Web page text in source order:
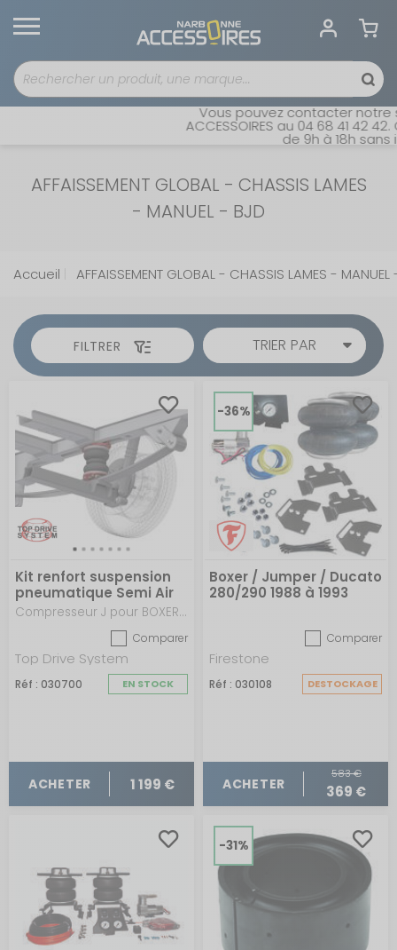
Vous pouvez contacter notre
ACCESSOIRES au 04 68 41 42 42.
de 9h à 18h sans
AFFAISSEMENT GLOBAL - CHASSIS LAMES
- MANUEL - BJD
Accueil AFFAISSEMENT GLOBAL - CHASSIS LAMES -
FILTRER TRIER PAR
Kit renfort suspension
pneumatique Semi Air
Renforcé 8''
Compresseur J pour BOXER / JUMPER / DUCATO X250-X290 à partir de 2006
Comparer
Top Drive System
Réf : 030700 EN STOCK
ACHETER 1 199 €
-36%
Boxer / Jumper / Ducato
280/290 1988 à 1993
Comparer
Firestone
Réf : 030108 DESTOCKAGE
ACHETER
583 €
369 €
-31%